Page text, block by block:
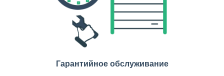
Гарантийное обслуживание